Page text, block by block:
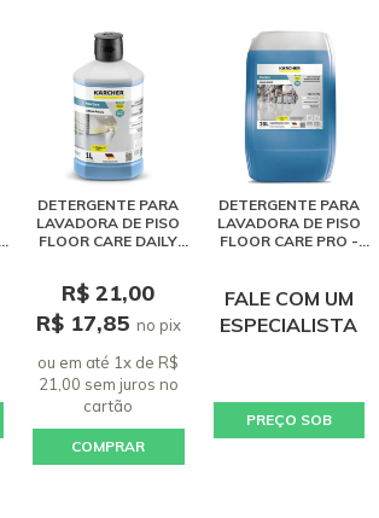
DETERGENTE PARA
LAVADORA DE PISO
FLOOR CARE DAILY
R$ 21,00
R$ 17,85 no pix
ou em até 1x de R$
21,00 sem juros no
cartão
COMPRAR
DETERGENTE PARA
LAVADORA DE PISO
FLOOR CARE PRO -
FALE COM UM
ESPECIALISTA
PREÇO SOB